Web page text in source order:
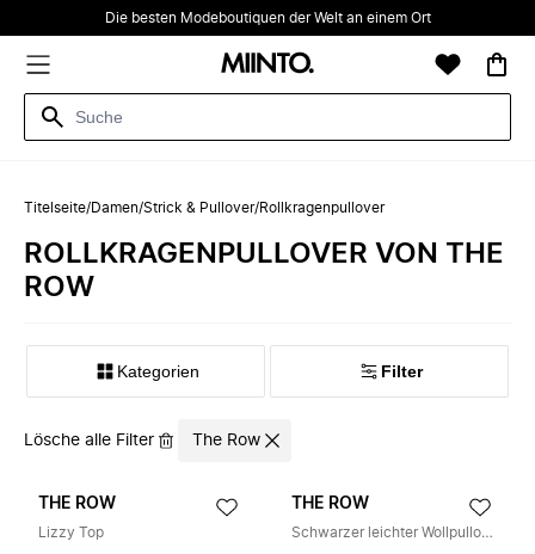
Die besten Modeboutiquen der Welt an einem Ort
Titelseite/Damen/Strick & Pullover/Rollkragenpullover
ROLLKRAGENPULLOVER VON THE
ROW
Kategorien Filter
Lösche alle Filter The Row
THE ROW
Lizzy Top
THE ROW
Schwarzer leichter Wollpullover mit langen Ärmeln